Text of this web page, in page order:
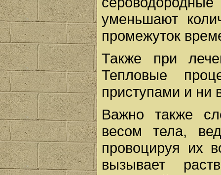
уменьшают
промежуток
Также при
Тепловые
приступами и ни
Важно также
весом тела,
провоцируя их
вызывает